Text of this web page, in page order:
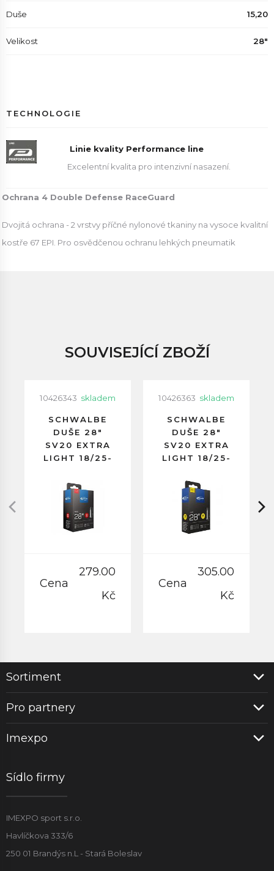
Duše 15,20
Velikost 28"
TECHNOLOGIE
Linie kvality Performance line
Excelentní kvalita pro intenzivní nasazení.
Ochrana 4 Double Defense RaceGuard
Dvojitá ochrana - 2 vrstvy příčné nylonové tkaniny na vysoce kvalitní
kostře 67 EPI. Pro osvědčenou ochranu lehkých pneumatik
SOUVISEJÍCÍ ZBOŽÍ
10426343 skladem
SCHWALBE
DUŠE 28"
SV20 EXTRA
LIGHT 18/25-
GALUSKOVÝ
VENTILEK
40MM
Cena
279.00
Kč
10426363 skladem
SCHWALBE
DUŠE 28"
SV20 EXTRA
LIGHT 18/25-
GALUSKOVÝ
VENTILEK
60MM
Cena
305.00
Kč
Sortiment
Pro partnery
Imexpo
Sídlo firmy
IMEXPO sport s.r.o.
Havlíčkova 333/6
250 01 Brandýs n.L - Stará Boleslav